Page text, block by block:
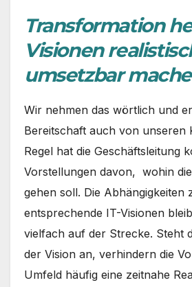
Transformation
Visionen
umsetzbar
Wir nehmen das wörtlich und
Bereitschaft auch von unseren
Regel hat die Geschäftsleitung
Vorstellungen davon, wohin
gehen soll. Die Abhängigkeiten
entsprechende IT-Visionen
vielfach auf der Strecke. Steht
der Vision an, verhindern die
Umfeld häufig eine zeitnahe